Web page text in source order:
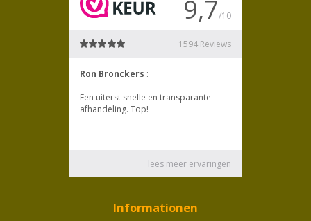
Informationen